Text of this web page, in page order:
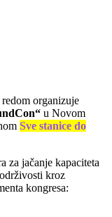
organizuje
u Novom
Sve stanice do
za jačanje kapaciteta
kroz
kongresa: